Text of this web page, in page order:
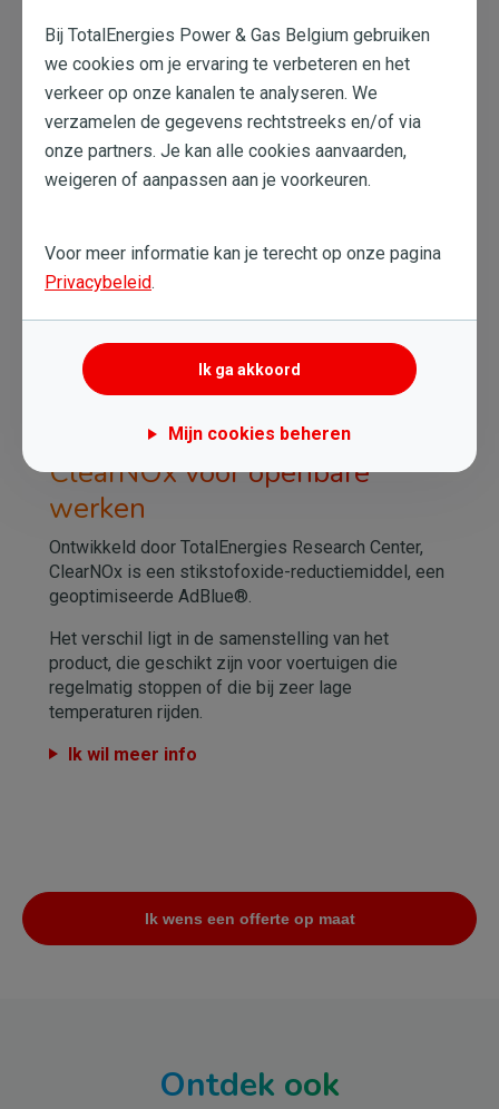
Afbeelding
ClearNOx voor openbare
werken
Ontwikkeld door TotalEnergies Research Center,
ClearNOx is een stikstofoxide-reductiemiddel, een
geoptimiseerde AdBlue®.
Het verschil ligt in de samenstelling van het
product, die geschikt zijn voor voertuigen die
regelmatig stoppen of die bij zeer lage
temperaturen rijden.
Ik wil meer info
Ik wens een offerte op maat
Ontdek ook
Bij TotalEnergies Power & Gas Belgium gebruiken
we cookies om je ervaring te verbeteren en het
verkeer op onze kanalen te analyseren. We
verzamelen de gegevens rechtstreeks en/of via
onze partners. Je kan alle cookies aanvaarden,
weigeren of aanpassen aan je voorkeuren.
Voor meer informatie kan je terecht op onze pagina
Privacybeleid.
Ik ga akkoord
Mijn cookies beheren